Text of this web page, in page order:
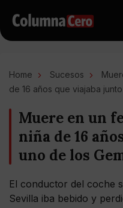
Home Sucesos
de 16 años que viajaba
Muere en un
niña de 16
uno de los
El conductor del coche
Sevilla iba bebido y